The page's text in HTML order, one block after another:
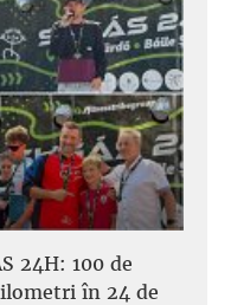
24H: 100 de
în 24 de